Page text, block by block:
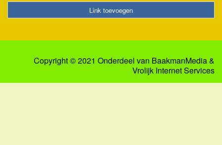
Link toevoegen
Copyright © 2021 Onderdeel van BaakmanMedia&
Vrolijk Internet Services